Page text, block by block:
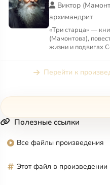
Виктор
архимандрит
«Три старца» —
(Мамонтова),
жизни и подвигах
Перейти к
Полезные ссылки
Все файлы произведения
Этот файл в произведении